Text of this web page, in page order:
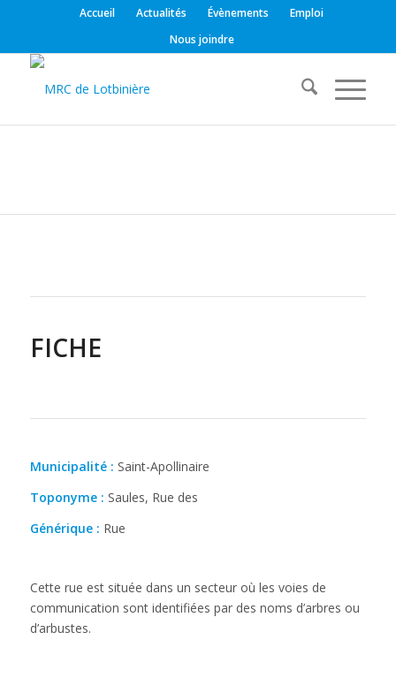
Accueil Actualités Évènements
Emploi
Nous joindre
FICHE
Municipalité : Saint-Apollinaire
Toponyme : Saules, Rue des
Générique : Rue
Cette rue est située dans un secteur où les voies de
communication sont identifiées par des noms d’arbres ou
d’arbustes.